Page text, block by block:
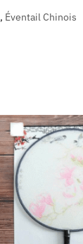
, Éventail Chinois